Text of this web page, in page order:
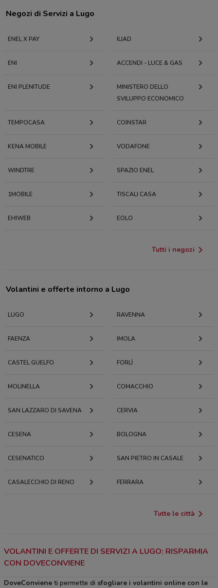
Negozi di Servizi a Lugo
ENEL X PAY ILIAD
ENI ACCENDI - LUCE & GAS
ENI PLENITUDE
MINISTERO DELLO
SVILUPPO ECONOMICO
TEMPOCASA COINSTAR
KENA MOBILE VODAFONE
WINDTRE SPAZIO ENEL
1MOBILE TISCALI CASA
EHIWEB EOLO
Tutti i negozi
Volantini e offerte intorno a Lugo
LUGO RAVENNA
FAENZA IMOLA
CASTEL GUELFO FORLÌ
MOLINELLA COMACCHIO
SAN LAZZARO DI SAVENA CERVIA
CESENA BOLOGNA
CESENATICO SAN PIETRO IN CASALE
CASALECCHIO DI RENO FERRARA
Tutte le città
VOLANTINI E OFFERTE DI SERVIZI A LUGO: RISPARMIA
CON DOVECONVIENE
DoveConviene ti permette di sfogliare i volantini online con le